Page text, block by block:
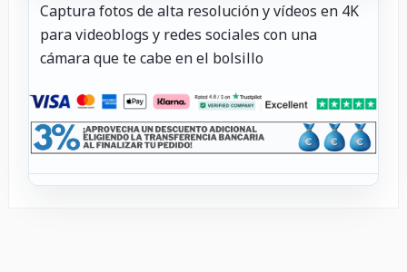
Captura fotos de alta resolución y vídeos en 4K
para videoblogs y redes sociales con una
cámara que te cabe en el bolsillo